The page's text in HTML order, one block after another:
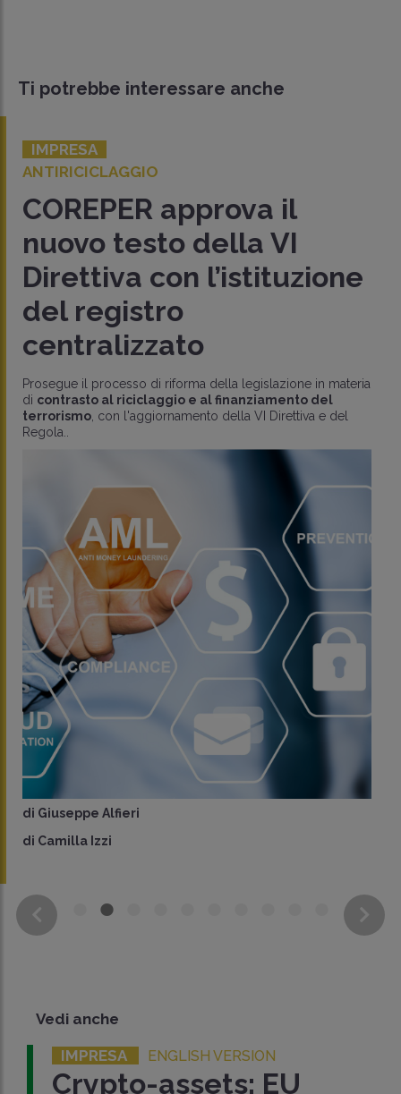
Ti potrebbe interessare anche
IMPRESA
ANTIRICICLAGGIO
COREPER approva il
nuovo testo della VI
Direttiva con l’istituzione
del registro
centralizzato
Prosegue il processo di riforma della legislazione in materia
di contrasto al riciclaggio e al finanziamento del
terrorismo, con l'aggiornamento della VI Direttiva e del
Regola..
di Giuseppe Alfieri
di Camilla Izzi
Vedi anche
IMPRESA ENGLISH VERSION
Crypto-assets: EU